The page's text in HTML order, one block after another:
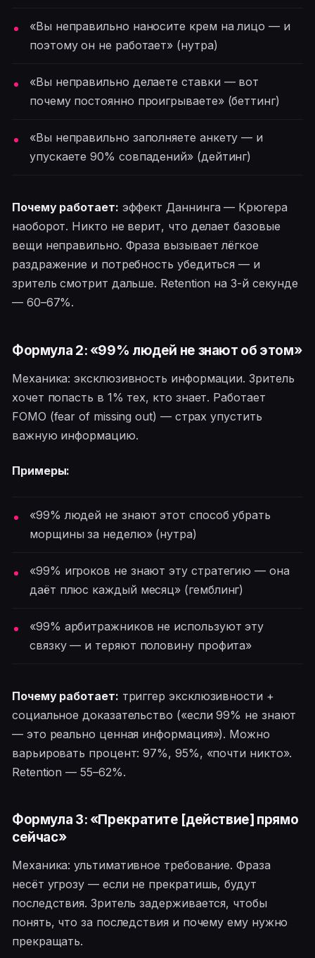
«Вы неправильно наносите крем на лицо — и
поэтому он не работает» (нутра)
«Вы неправильно делаете ставки — вот
почему постоянно проигрываете» (беттинг)
«Вы неправильно заполняете анкету — и
упускаете 90% совпадений» (дейтинг)
Почему работает: эффект Даннинга — Крюгера
наоборот. Никто не верит, что делает базовые
вещи неправильно. Фраза вызывает лёгкое
раздражение и потребность убедиться — и
зритель смотрит дальше. Retention на 3-й секунде
— 60–67%.
Формула 2: «99% людей не знают об этом»
Механика: эксклюзивность информации. Зритель
хочет попасть в 1% тех, кто знает. Работает
FOMO (fear of missing out) — страх упустить
важную информацию.
Примеры:
«99% людей не знают этот способ убрать
морщины за неделю» (нутра)
«99% игроков не знают эту стратегию — она
даёт плюс каждый месяц» (гемблинг)
«99% арбитражников не используют эту
связку — и теряют половину профита»
Почему работает: триггер эксклюзивности +
социальное доказательство («если 99% не знают
— это реально ценная информация»). Можно
варьировать процент: 97%, 95%, «почти никто».
Retention — 55–62%.
Формула 3: «Прекратите [действие] прямо
сейчас»
Механика: ультимативное требование. Фраза
несёт угрозу — если не прекратишь, будут
последствия. Зритель задерживается, чтобы
понять, что за последствия и почему ему нужно
прекращать.